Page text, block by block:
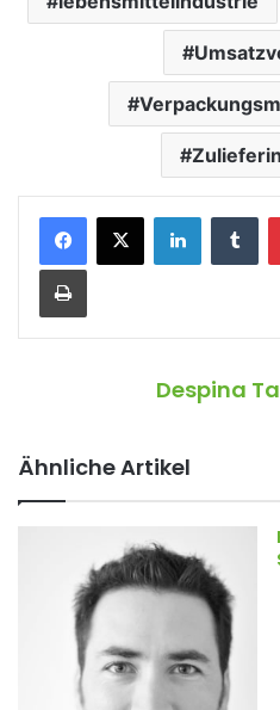
Despina
Ähnliche Artikel